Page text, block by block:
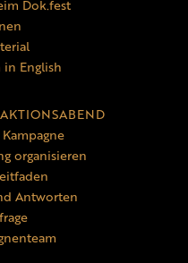
Dok.fest
English
organisieren
Antworten